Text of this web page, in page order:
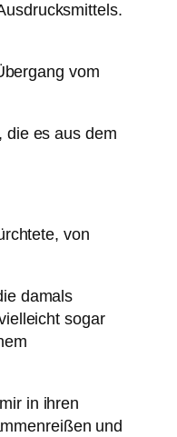
vom
die es aus dem
von
damals
sogar
in ihren
und